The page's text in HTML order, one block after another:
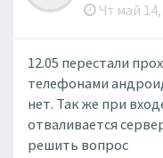
Чт май
12.05 перестали
телефонами
нет. Так же при
отваливается
решить вопрос